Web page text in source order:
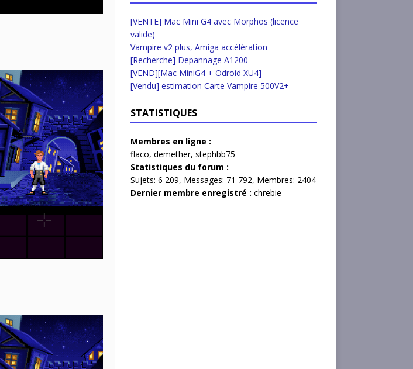
[VENTE] Mac Mini G4 avec Morphos (licence
valide)
Vampire v2 plus, Amiga accélération
[Recherche] Depannage A1200
[VEND][Mac MiniG4 + Odroid XU4]
[Vendu] estimation Carte Vampire 500V2+
STATISTIQUES
Membres en ligne :
flaco, demether, stephbb75
Statistiques du forum :
Sujets: 6 209, Messages: 71 792, Membres: 2404
Dernier membre enregistré : chrebie